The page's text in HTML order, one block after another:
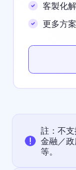
客製化
更多方
註：不
金融／
等。